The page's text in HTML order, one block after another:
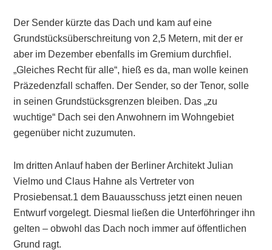
Der Sender kürzte das Dach und kam auf eine
Grundstücksüberschreitung von 2,5 Metern, mit der er
aber im Dezember ebenfalls im Gremium durchfiel.
„Gleiches Recht für alle“, hieß es da, man wolle keinen
Präzedenzfall schaffen. Der Sender, so der Tenor, solle
in seinen Grundstücksgrenzen bleiben. Das „zu
wuchtige“ Dach sei den Anwohnern im Wohngebiet
gegenüber nicht zuzumuten.
Im dritten Anlauf haben der Berliner Architekt Julian
Vielmo und Claus Hahne als Vertreter von
Prosiebensat.1 dem Bauausschuss jetzt einen neuen
Entwurf vorgelegt. Diesmal ließen die Unterföhringer ihn
gelten – obwohl das Dach noch immer auf öffentlichen
Grund ragt.